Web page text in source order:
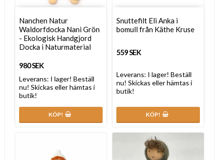
Nanchen Natur
Waldorfdocka Nani Grön
- Ekologisk Handgjord
Docka i Naturmaterial
980 SEK
Leverans: I lager! Beställ
nu! Skickas eller hämtas i
butik!
KÖP!
Snuttefilt Eli Anka i
bomull från Käthe Kruse
559 SEK
Leverans: I lager! Beställ
nu! Skickas eller hämtas i
butik!
KÖP!